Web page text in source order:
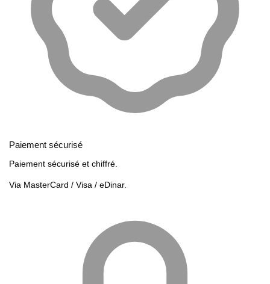
Paiement sécurisé
Paiement sécurisé et chiffré.
Via MasterCard / Visa / eDinar.